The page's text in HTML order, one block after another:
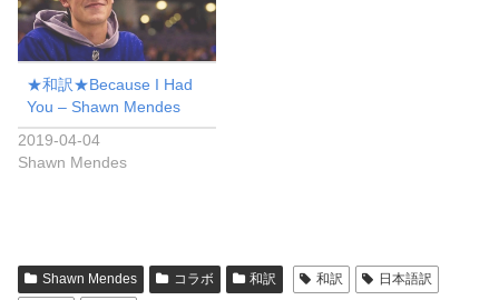
★和訳★Because I Had
You – Shawn Mendes
2019-04-04
Shawn Mendes
Shawn Mendes コラボ 和訳 和訳
日本語訳